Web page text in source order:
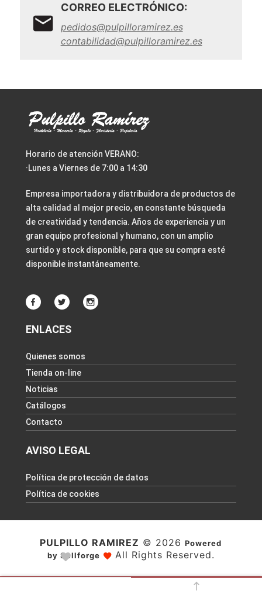
CORREO ELECTRÓNICO:
pedidos@pulpilloramirez.es
contabilidad@pulpilloramirez.es
Horario de atención VERANO:
·Lunes a Viernes de 7:00 a 14:30
Empresa importadora y distribuidora de productos de
alta calidad al mejor precio, en constante búsqueda
de creatividad y tendencia. Años de experiencia y un
gran equipo profesional y humano, con un amplio
surtido y stock disponible, para que su compra esté
disponible instantáneamente.
ENLACES
Quienes somos
Tienda on-line
Noticias
Catálogos
Contacto
AVISO LEGAL
Política de protección de datos
Política de cookies
PULPILLO RAMIREZ © 2026Powered
by Sellforge
All Rights Reserved.